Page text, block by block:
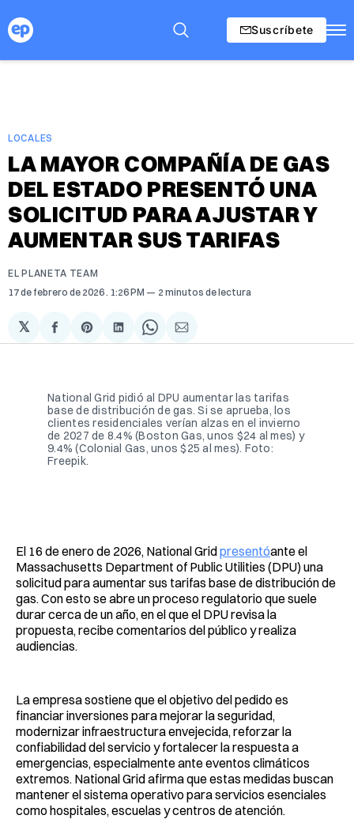
Suscríbete
LOCALES
LA MAYOR COMPAÑÍA DE GAS
DEL ESTADO PRESENTÓ UNA
SOLICITUD PARA AJUSTAR Y
AUMENTAR SUS TARIFAS
EL PLANETA TEAM
17 de febrero de 2026 . 1:26 PM 2 minutos de lectura
𝕏
Compartir
en
Share
on
Compartir
en
Share
on
Compartir
via
National Grid pidió al DPU aumentar las tarifas
base de distribución de gas. Si se aprueba, los
clientes residenciales verían alzas en el invierno
de 2027 de 8.4% (Boston Gas, unos $24 al mes) y
9.4% (Colonial Gas, unos $25 al mes). Foto:
Freepik.
El 16 de enero de 2026, National Gridpresentóante el
Massachusetts Department of Public Utilities (DPU) una
solicitud para aumentar sus tarifas base de distribución de
gas. Con esto se abre un proceso regulatorio que suele
durar cerca de un año, en el que el DPU revisa la
propuesta, recibe comentarios del público y realiza
audiencias.
La empresa sostiene que el objetivo del pedido es
financiar inversiones para mejorar la seguridad,
modernizar infraestructura envejecida, reforzar la
confiabilidad del servicio y fortalecer la respuesta a
emergencias, especialmente ante eventos climáticos
extremos. National Grid afirma que estas medidas buscan
mantener el sistema operativo para servicios esenciales
como hospitales, escuelas y centros de atención.